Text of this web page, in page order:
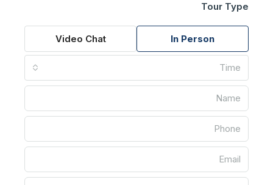
Tour Type
In Person
Video Chat
Time